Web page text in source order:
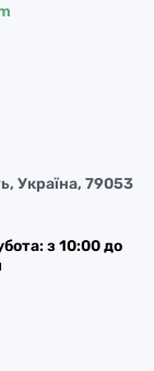
Україна, 79053
з 10:00 до